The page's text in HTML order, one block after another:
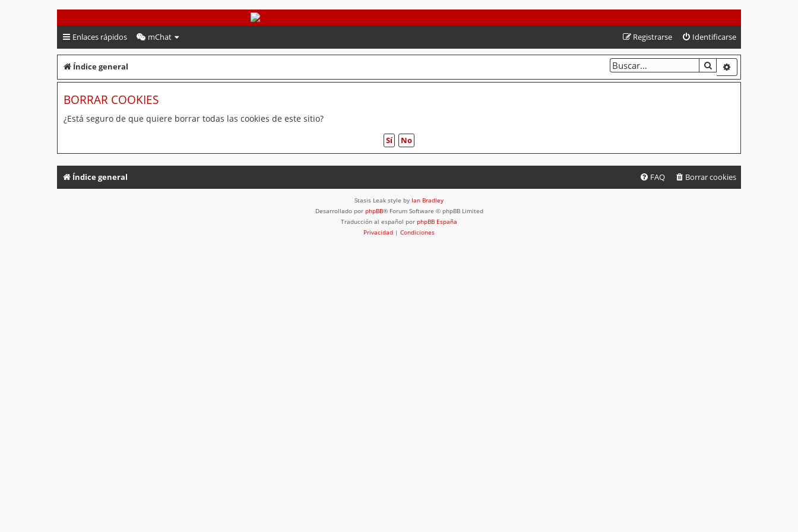
PeruVoley.com
Enlaces rápidos mChat Identificarse
Registrarse
Índice general BUSCAR
BORRAR COOKIES
¿Está seguro de que quiere borrar todas las cookies de este sitio?
Índice general Borrar cookies
FAQ
Stasis Leak style by Ian Bradley
Desarrollado por phpBB® Forum Software © phpBB Limited
Traducción al español por phpBB España
Privacidad | Condiciones